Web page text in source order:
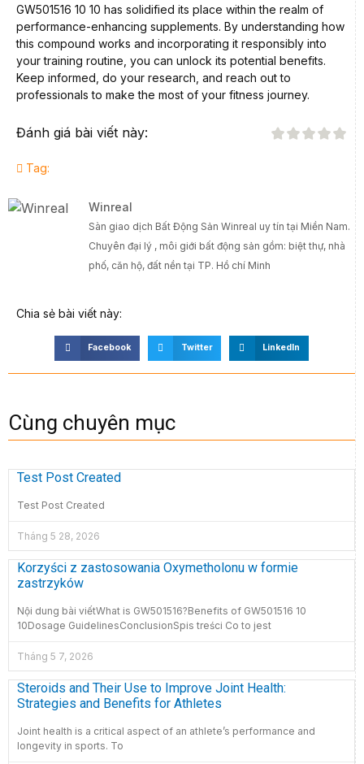
GW501516 10 10 has solidified its place within the realm of
performance-enhancing supplements. By understanding how
this compound works and incorporating it responsibly into
your training routine, you can unlock its potential benefits.
Keep informed, do your research, and reach out to
professionals to make the most of your fitness journey.
Đánh giá bài viết này:
Tag:
Winreal
Sàn giao dịch Bất Động Sản Winreal uy tín tại Miền Nam.
Chuyên đại lý , môi giới bất động sản gồm: biệt thự, nhà
phố, căn hộ, đất nền tại TP. Hồ chí Minh
Chia sẻ bài viết này:
Facebook Twitter LinkedIn
Cùng chuyên mục
Test Post Created
Test Post Created
Tháng 5 28, 2026
Korzyści z zastosowania Oxymetholonu w formie
zastrzyków
Nội dung bài viếtWhat is GW501516?Benefits of GW501516 10
10Dosage GuidelinesConclusionSpis treści Co to jest
Tháng 5 7, 2026
Steroids and Their Use to Improve Joint Health:
Strategies and Benefits for Athletes
Joint health is a critical aspect of an athlete’s performance and
longevity in sports. To